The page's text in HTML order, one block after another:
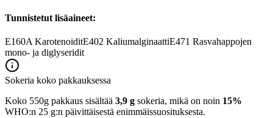
Tunnistetut lisäaineet:
E160A KarotenoiditE402 KaliumalginaattiE471 Rasvahappojen
mono- ja diglyseridit
Sokeria koko pakkauksessa
Koko 550g pakkaus sisältää 3,9 g sokeria, mikä on noin 15%
WHO:n 25 g:n päivittäisestä enimmäissuosituksesta.